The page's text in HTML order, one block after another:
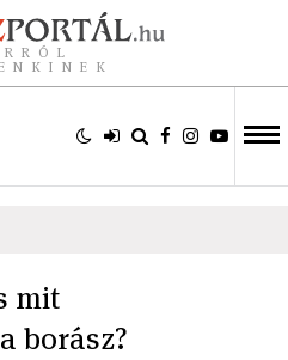
mit
borász?